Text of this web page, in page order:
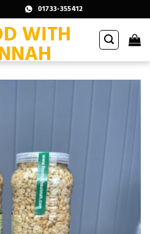
01733-355412